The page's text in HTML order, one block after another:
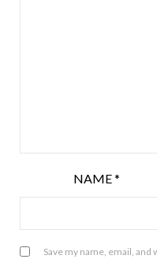
NAME*
Save my name, email,